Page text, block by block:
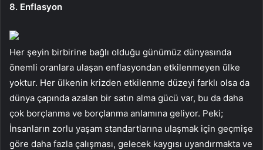
8. Enflasyon
Her şeyin birbirine bağlı olduğu günümüz dünyasında
önemli oranlara ulaşan enflasyondan etkilenmeyen ülke
yoktur. Her ülkenin krizden etkilenme düzeyi farklı olsa da
dünya çapında azalan bir satın alma gücü var, bu da daha
çok borçlanma ve borçlanma anlamına geliyor. Peki;
İnsanların zorlu yaşam standartlarına ulaşmak için geçmişe
göre daha fazla çalışması, gelecek kaygısı uyandırmakta ve